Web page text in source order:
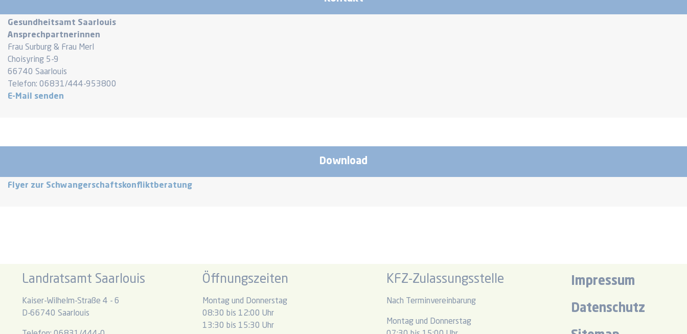
Gesundheitsamt Saarlouis
Ansprechpartnerinnen
Frau Surburg & Frau Merl
Choisyring 5-9
66740 Saarlouis
Telefon: 06831/444-953800
E-Mail senden
Download
Flyer zur Schwangerschaftskonfliktberatung
Landratsamt Saarlouis
Kaiser-Wilhelm-Straße 4 - 6
D-66740 Saarlouis
Öffnungszeiten
Montag und Donnerstag
08:30 bis 12:00 Uhr
13:30 bis 15:30 Uhr
KFZ-Zulassungsstelle
Nach Terminvereinbarung
Montag und Donnerstag
Impressum
Datenschutz